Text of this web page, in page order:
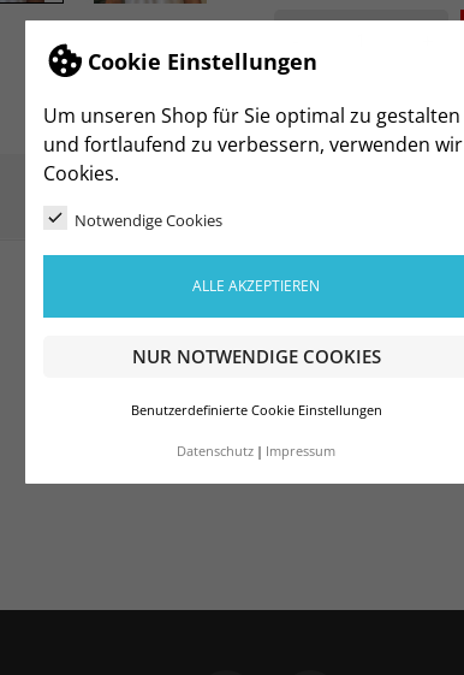
Cookie Einstellungen
Um unseren Shop für Sie optimal zu gestalten
und fortlaufend zu verbessern, verwenden wir
Cookies.
Notwendige Cookies
ALLE AKZEPTIEREN
NUR NOTWENDIGE COOKIES
Benutzerdefinierte Cookie Einstellungen
Datenschutz Impressum